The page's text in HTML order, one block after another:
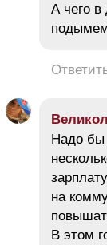
А чего в
Надо бы
на
В этом